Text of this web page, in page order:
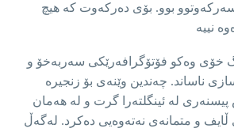
سەرکەوتوو بوو. بۆی دەرکەوت کە هیچ
خۆی وەکو فۆتۆگرافەرێکی سەربەخۆ و
ناساند. چەندین وێنەی بۆ زنجیرە
پیسنەری لە ئینگلتەرا گرت و لە هەمان
ڵایف و متمانەی نەتەوەیی دەکرد. لەگەڵ